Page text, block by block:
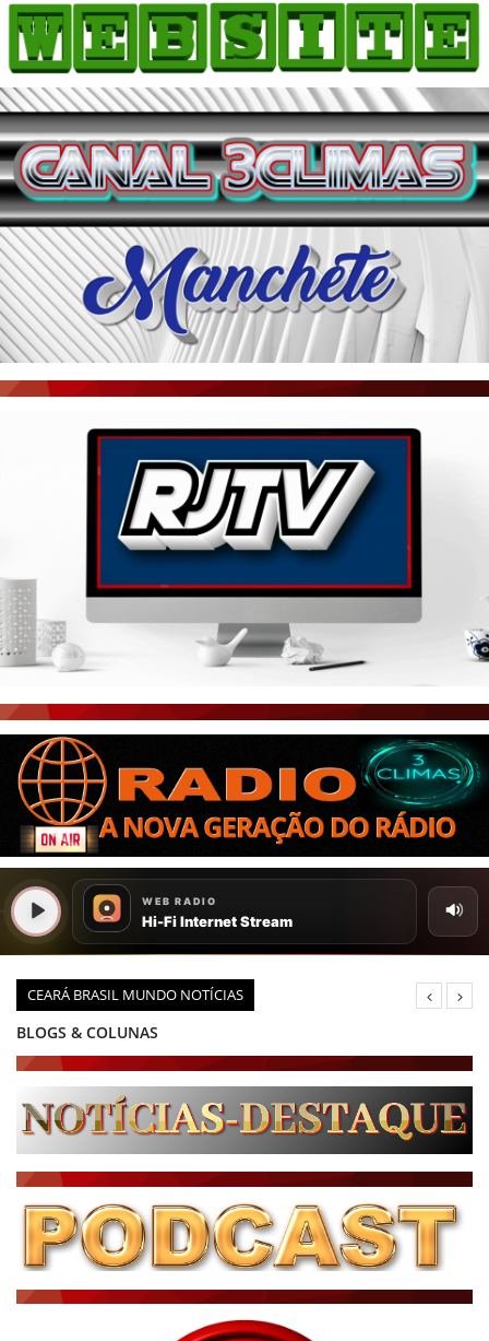
CEARÁ BRASIL MUNDO NOTÍCIAS
BLOGS & COLUNAS
PODCAST - PONTO DE VISTA
BRASIL DE FATO - ÚLTIMAS NOTÍCIAS
ÚLTIMAS NOTÍCIAS
NOTÍCIAS TAMBÉM NA TELA
BRASIL MUNDO AO VIVO
HOME
COMO ANUNCIAR
JORNAIS DO BRASIL
PODCAST/NOTÍCIAS
AS NOTÍCIAS DO DIA
ACONTECEU...VIROU MANCHETE!
BLOGS & COLUNAS
AGÊNCIA DE NOTÍCIAS
CNN BRASIL
PORTAL CEARÁ
ÚLTIMAS POSTAGENS
BOAS NOTÍCIAS...VIRAM MANCHETE!
CEARÁ BRASIL NOTÍCIAS
CEARÁ BRASIL MUNDO 1
BRASIL DE FATO
NOTÍCIAS GERAIS
CONECTE-SE
REGISTO